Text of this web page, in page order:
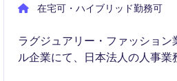
在宅可・ハイブリッド勤務可
ラグジュアリー・ファッショ
ル企業にて、日本法人の人事業